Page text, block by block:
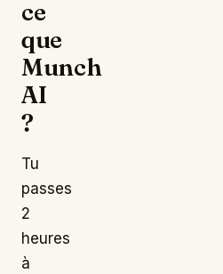
ce
que
Munch
AI
?
Tu
passes
2
heures
à